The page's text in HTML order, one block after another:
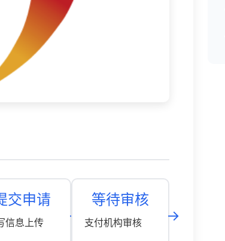
交申请
信息上传
等待审核
支付机构审核